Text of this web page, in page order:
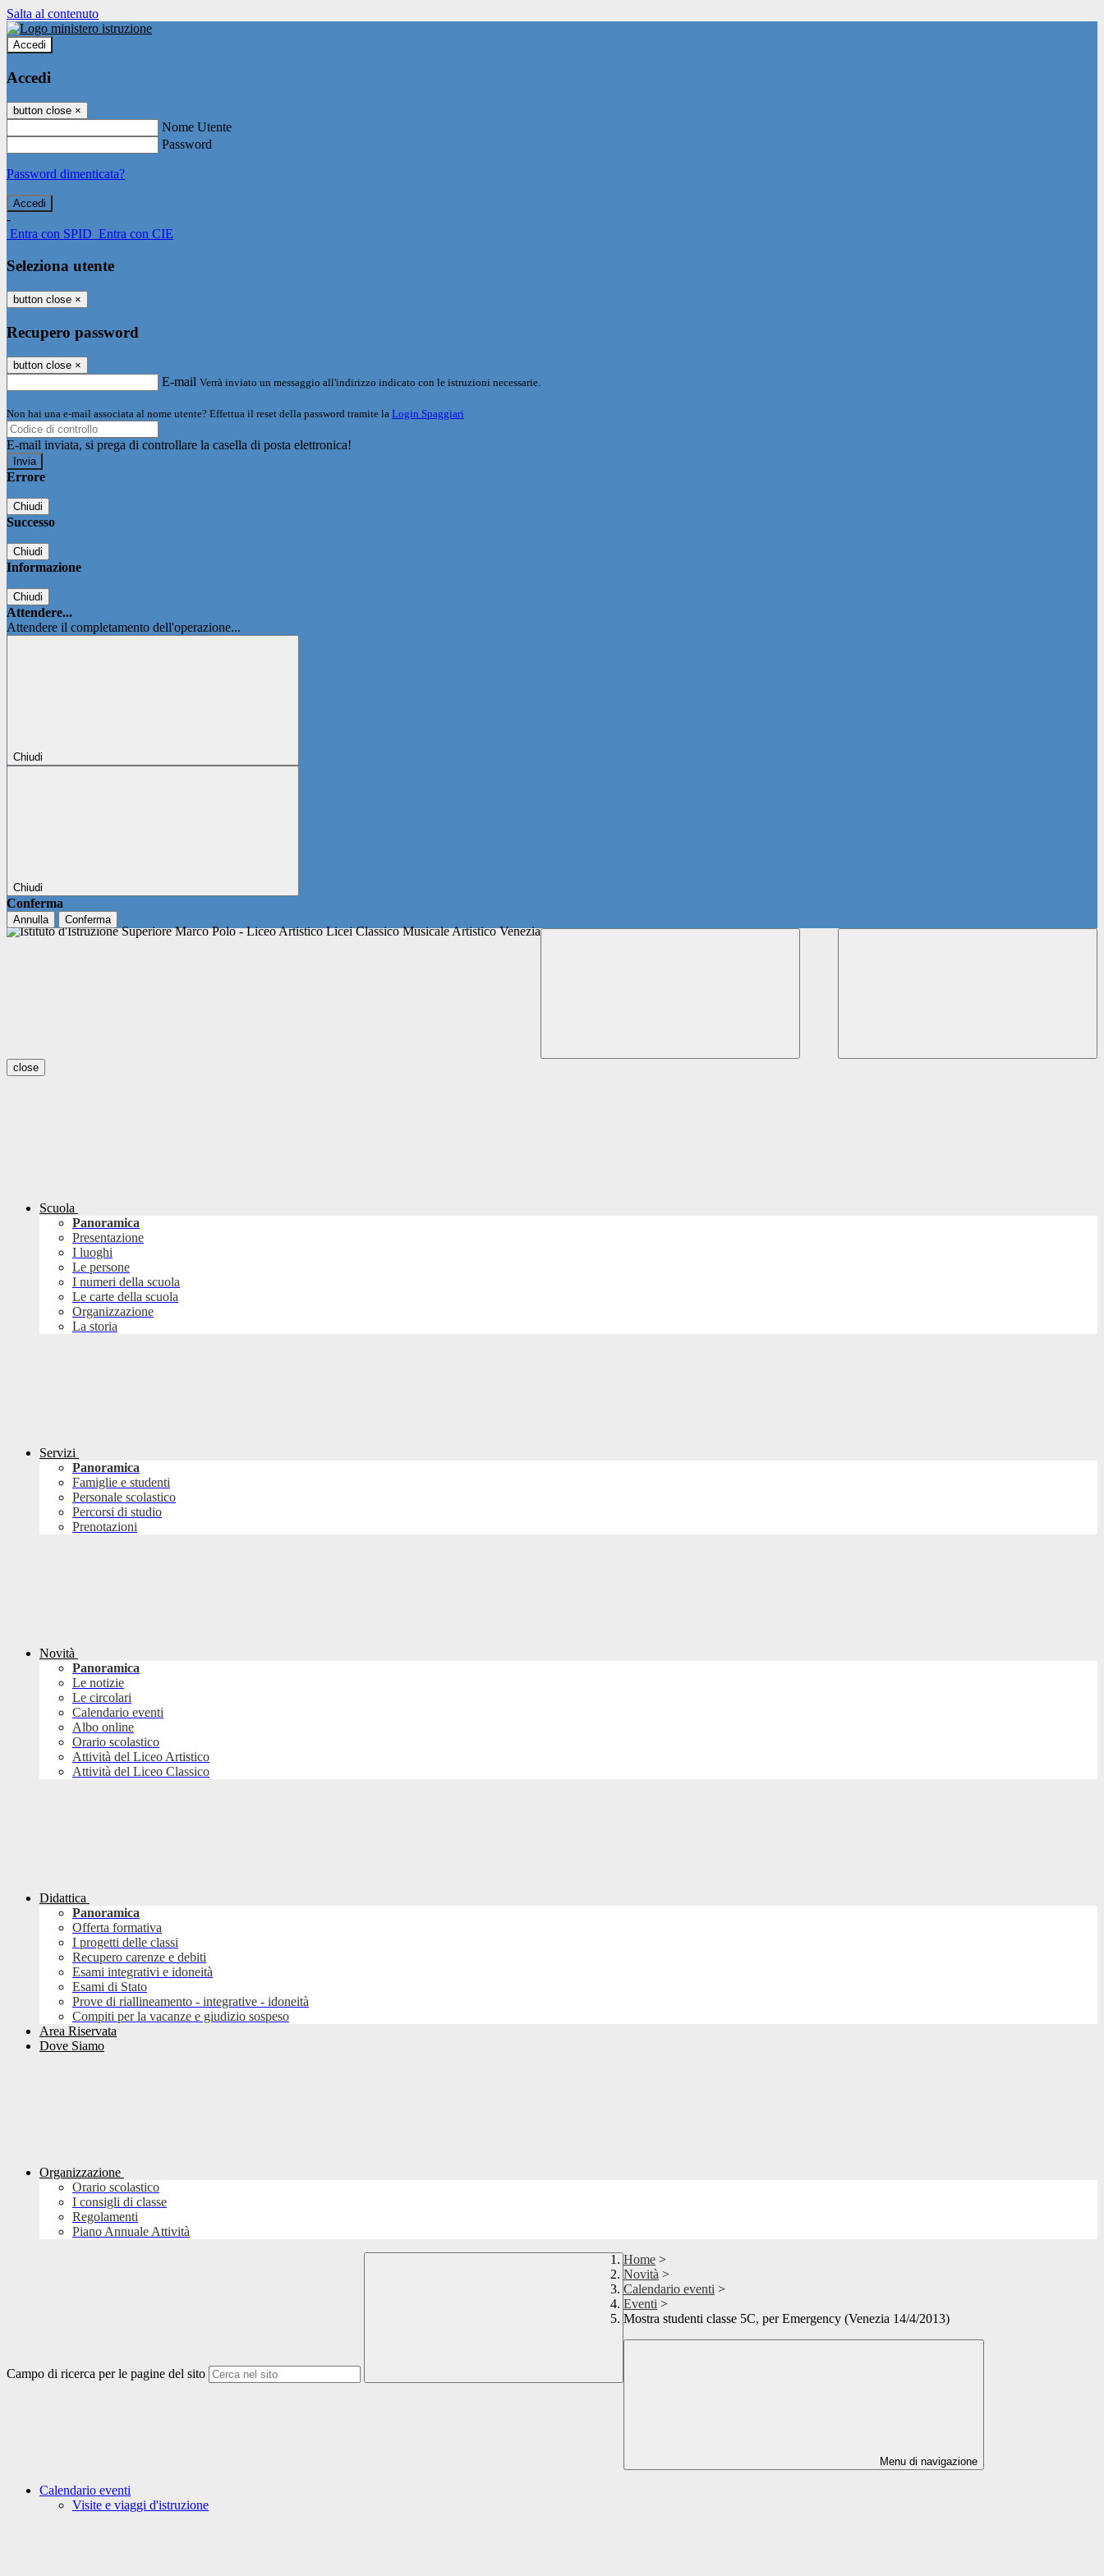
Salta al contenuto
Accedi
Accedi
button close ×
Nome Utente
Password
Password dimenticata?
-
Entra con SPID Entra con CIE
Seleziona utente
button close ×
Recupero password
button close ×
E-mail Verrà inviato un messaggio all'indirizzo indicato con le istruzioni necessarie.
Non hai una e-mail associata al nome utente? Effettua il reset della password tramite la Login Spaggiari
E-mail inviata, si prega di controllare la casella di posta elettronica!
Errore
Chiudi
Successo
Chiudi
Informazione
Chiudi
Attendere...
Attendere il completamento dell'operazione...
Chiudi
Chiudi
Conferma
Annulla Conferma
close
Scuola
Panoramica
Presentazione
I luoghi
Le persone
I numeri della scuola
Le carte della scuola
Organizzazione
La storia
Servizi
Panoramica
Famiglie e studenti
Personale scolastico
Percorsi di studio
Prenotazioni
Novità
Panoramica
Le notizie
Le circolari
Calendario eventi
Albo online
Orario scolastico
Attività del Liceo Artistico
Attività del Liceo Classico
Didattica
Panoramica
Offerta formativa
I progetti delle classi
Recupero carenze e debiti
Esami integrativi e idoneità
Esami di Stato
Prove di riallineamento - integrative - idoneità
Compiti per la vacanze e giudizio sospeso
Area Riservata
Dove Siamo
Organizzazione
Orario scolastico
I consigli di classe
Regolamenti
Piano Annuale Attività
Campo di ricerca per le pagine del sito
Home >
Novità >
Calendario eventi >
Eventi >
Mostra studenti classe 5C, per Emergency (Venezia 14/4/2013)
Menu di navigazione
Calendario eventi
Visite e viaggi d'istruzione